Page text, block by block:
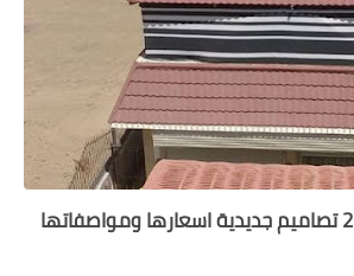
مظلات خشبية 2021 تصاميم جديدية اسعارها ومواصفاتها